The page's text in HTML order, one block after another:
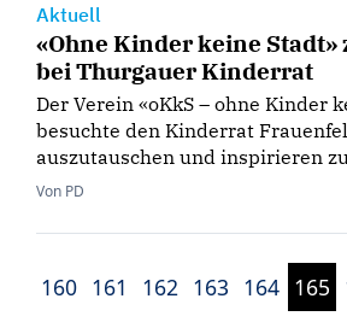
Aktuell
«Ohne Kinder keine Stadt»
bei Thurgauer Kinderrat
Der Verein «oKkS – ohne Kinder
besuchte den Kinderrat
auszutauschen und inspirieren
Von PD
160 161 162 163 164 165